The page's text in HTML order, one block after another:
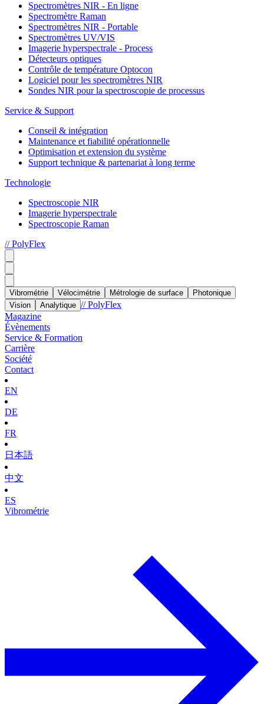
Spectromètres NIR - En ligne
Spectromètre Raman
Spectromètres NIR - Portable
Spectromètres UV/VIS
Imagerie hyperspectrale - Process
Détecteurs optiques
Contrôle de température Optocon
Logiciel pour les spectromètres NIR
Sondes NIR pour la spectroscopie de processus
Service & Support
Conseil & intégration
Maintenance et fiabilité opérationnelle
Optimisation et extension du système
Support technique & partenariat à long terme
Technologie
Spectroscopie NIR
Imagerie hyperspectrale
Spectroscopie Raman
// PolyFlex
Vibrométrie Vélocimétrie Métrologie de surface
Photonique
Vision
Analytique // PolyFlex
Magazine
Évènements
Service & Formation
Carrière
Société
Contact
EN
DE
FR
日本語
中文
ES
Vibrométrie